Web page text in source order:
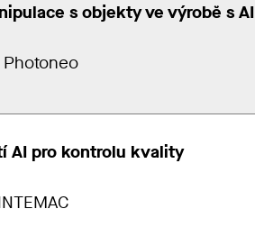
s objekty ve výrobě s AI
AI pro kontrolu kvality